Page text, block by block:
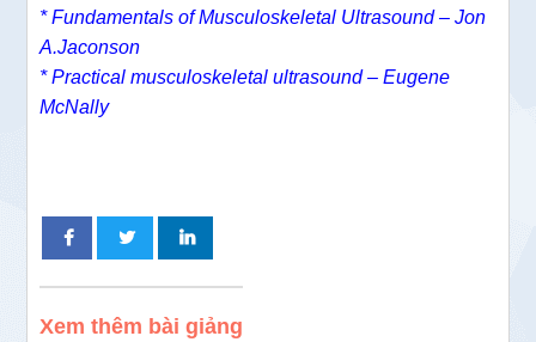
* Fundamentals of Musculoskeletal Ultrasound – Jon
A.Jaconson
* Practical musculoskeletal ultrasound – Eugene
McNally
Xem thêm bài giảng